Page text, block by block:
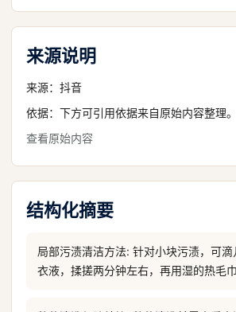
来源说明
来源： 抖音
依据：下方可引用依据来自原始内容整理。
查看原始内容
结构化摘要
局部污渍清洁方法: 针对小块污渍，可
衣液，揉搓两分钟左右，再用湿的热毛巾